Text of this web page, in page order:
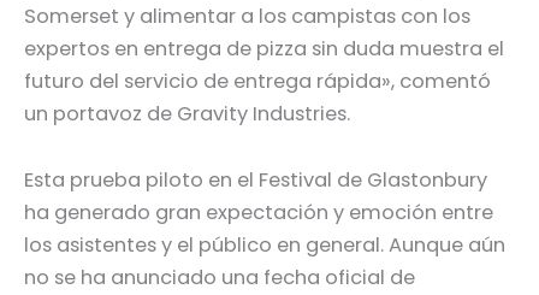
Somerset y alimentar a los campistas con los
expertos en entrega de pizza sin duda muestra el
futuro del servicio de entrega rápida», comentó
un portavoz de Gravity Industries.
Esta prueba piloto en el Festival de Glastonbury
ha generado gran expectación y emoción entre
los asistentes y el público en general. Aunque aún
no se ha anunciado una fecha oficial de